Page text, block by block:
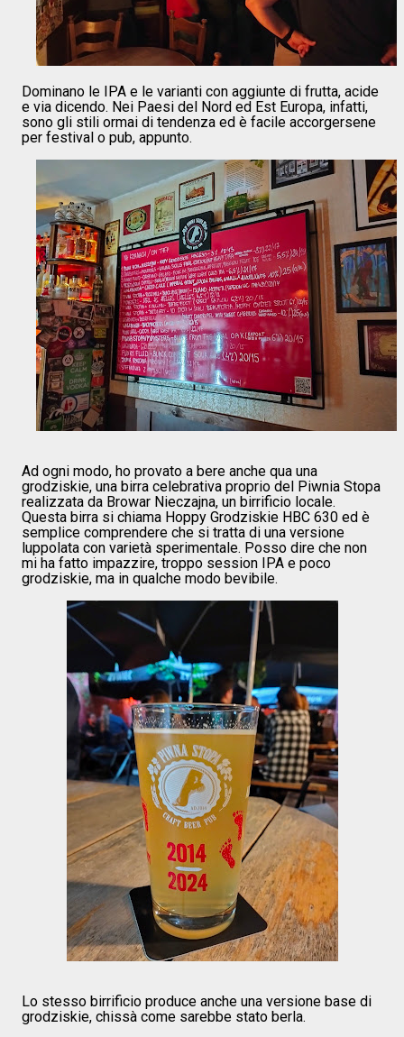
Dominano le IPA e le varianti con aggiunte di frutta, acide
e via dicendo. Nei Paesi del Nord ed Est Europa, infatti,
sono gli stili ormai di tendenza ed è facile accorgersene
per festival o pub, appunto.
Ad ogni modo, ho provato a bere anche qua una
grodziskie, una birra celebrativa proprio del Piwnia Stopa
realizzata da Browar Nieczajna, un birrificio locale.
Questa birra si chiama Hoppy Grodziskie HBC 630 ed è
semplice comprendere che si tratta di una versione
luppolata con varietà sperimentale. Posso dire che non
mi ha fatto impazzire, troppo session IPA e poco
grodziskie, ma in qualche modo bevibile.
Lo stesso birrificio produce anche una versione base di
grodziskie, chissà come sarebbe stato berla.